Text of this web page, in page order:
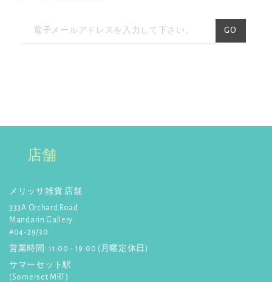
て放映。八光家の皆さん、お買
詳しく見る
紹介されました！4月23日放送
詳しく見る
4月24日発行! プラ
ナカンスタイルのビーズバッ
グ、カードケース、箸置きが紹
介されました！
詳しく見る
購
く
だ
さ
い:
GO
店舗
メリッサ雑貨 店舗
333A Orchard Road
Mandarin Gallery
#04-29/30
営業時間: 11:00 - 19:00 (月曜定休日)
サマーセット駅
(Somerset MRT)